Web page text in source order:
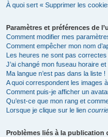
À quoi sert « Supprimer les
Paramètres et préférences de
Comment modifier mes
Comment empêcher mon nom
Les heures ne sont pas correctes
J’ai changé mon fuseau horaire
Ma langue n’est pas dans la liste !
A quoi correspondent les images
Comment puis-je afficher un
Qu’est-ce que mon rang et
Lorsque je clique sur le lien
Problèmes liés à la publication